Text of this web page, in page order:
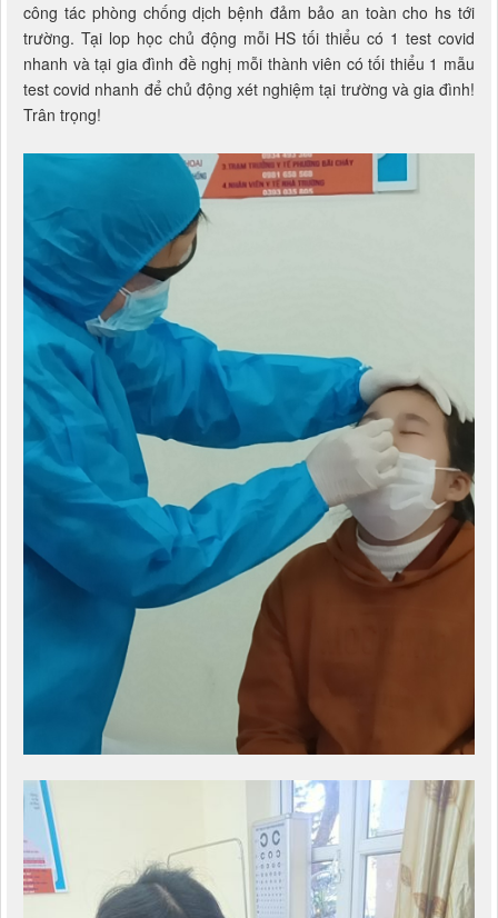
công tác phòng chống dịch bệnh đảm bảo an toàn cho hs tới
trường. Tại lop học chủ động mỗi HS tối thiểu có 1 test covid
nhanh và tại gia đình đề nghị mỗi thành viên có tối thiểu 1 mẫu
test covid nhanh để chủ động xét nghiệm tại trường và gia đình!
Trân trọng!